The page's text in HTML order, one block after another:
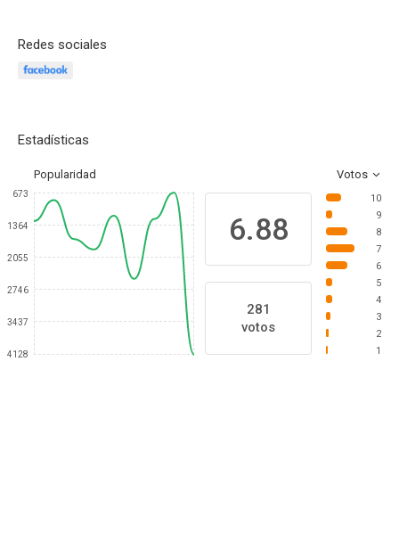
Redes sociales
Estadísticas
Popularidad Votos
673
1364
2055
2746
3437
4128
6.88
281
votos
10
9
8
7
6
5
4
3
2
1